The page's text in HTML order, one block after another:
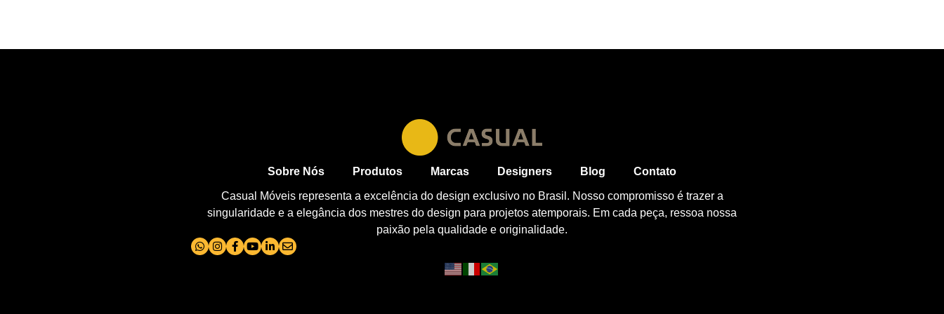
Sobre Nós Produtos Marcas Designers Blog Contato
Casual Móveis representa a excelência do design exclusivo no Brasil. Nosso compromisso é trazer a
singularidade e a elegância dos mestres do design para projetos atemporais. Em cada peça, ressoa nossa
paixão pela qualidade e originalidade.